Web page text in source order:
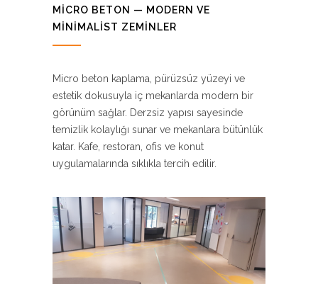
MICRO BETON — MODERN VE
MINIMALIST ZEMINLER
Micro beton kaplama, pürüzsüz yüzeyi ve
estetik dokusuyla iç mekanlarda modern bir
görünüm sağlar. Derzsiz yapısı sayesinde
temizlik kolaylığı sunar ve mekanlara bütünlük
katar. Kafe, restoran, ofis ve konut
uygulamalarında sıklıkla tercih edilir.